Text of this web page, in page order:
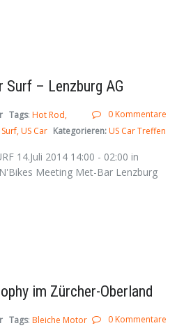
Surf – Lenzburg AG
0 Kommentare
Tags: Hot Rod
US Car Kategorieren:US Car Treffen
14.Juli 2014 14:00 - 02:00 in
Meeting Met-Bar Lenzburg
im Zürcher-Oberland
0 Kommentare
Tags: Bleiche Motor